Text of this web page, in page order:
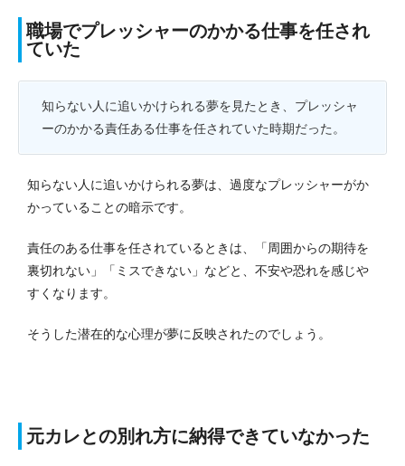
職場でプレッシャーのかかる仕事を任され
ていた
知らない人に追いかけられる夢を見たとき、プレッシャ
ーのかかる責任ある仕事を任されていた時期だった。
知らない人に追いかけられる夢は、過度なプレッシャーがか
かっていることの暗示です。
責任のある仕事を任されているときは、「周囲からの期待を
裏切れない」「ミスできない」などと、不安や恐れを感じや
すくなります。
そうした潜在的な心理が夢に反映されたのでしょう。
元カレとの別れ方に納得できていなかった